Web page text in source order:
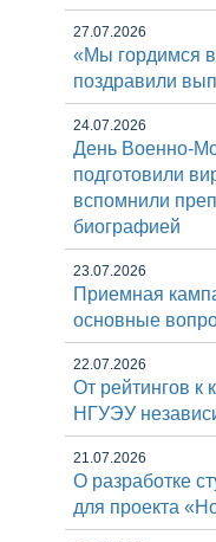
27.07.2026
«Мы гордимся
поздравили
24.07.2026
День Военно-
подготовили
вспомнили
биографией
23.07.2026
Приемная
основные
22.07.2026
От рейтингов к
НГУЭУ
21.07.2026
О разработке
для проекта